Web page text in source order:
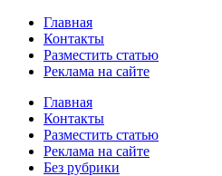
Главная
Контакты
Разместить статью
Реклама на сайте
Главная
Контакты
Разместить статью
Реклама на сайте
Без рубрики